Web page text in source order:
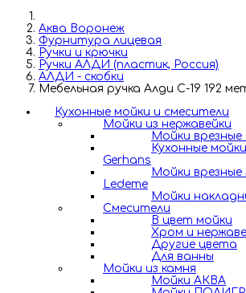
Аква Воронеж
Фурнитура лицевая
Ручки и крючки
Ручки АЛДИ (пластик, Россия)
АЛДИ - скобки
Мебельная ручка Алди С-19 192
Кухонные мойки и смесители
Мойки из нержавейки
Мойки врезные
Кухонные
Gerhans
Мойки врезные
Ledeme
Мойки
Смесители
В цвет мойки
Хром и
Другие цвета
Для ванны
Мойки из камня
Мойки АКВА